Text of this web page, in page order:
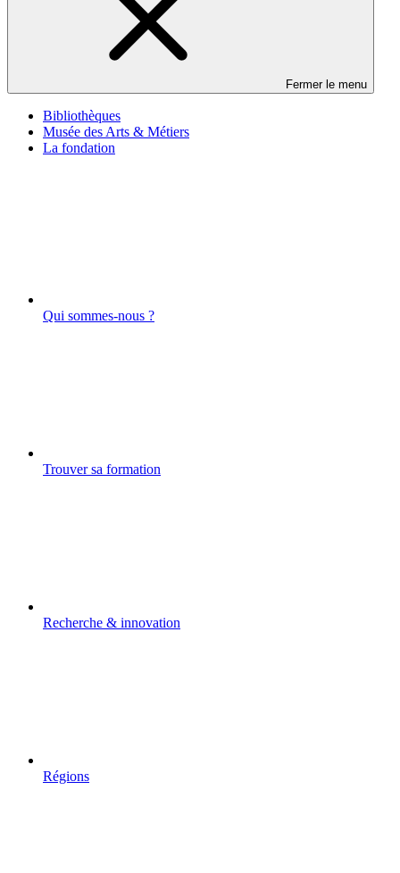
Fermer le menu
Bibliothèques
Musée des Arts & Métiers
La fondation
Qui sommes-nous ?
Trouver sa formation
Recherche & innovation
Régions